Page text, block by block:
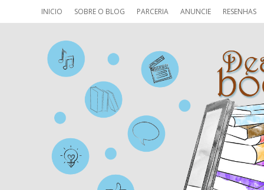
INICIO SOBRE O BLOG PARCERIA ANUNCIE RESENHAS